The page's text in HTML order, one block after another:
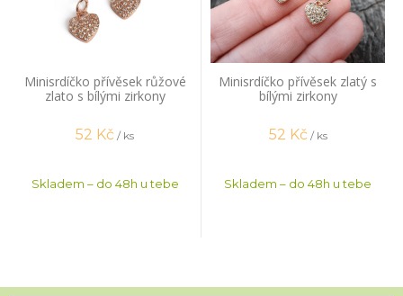
Minisrdíčko přívěsek růžové
zlato s bílými zirkony
52 Kč / ks
Skladem – do 48h u tebe
Minisrdíčko přívěsek zlatý s
bílými zirkony
52 Kč / ks
Skladem – do 48h u tebe